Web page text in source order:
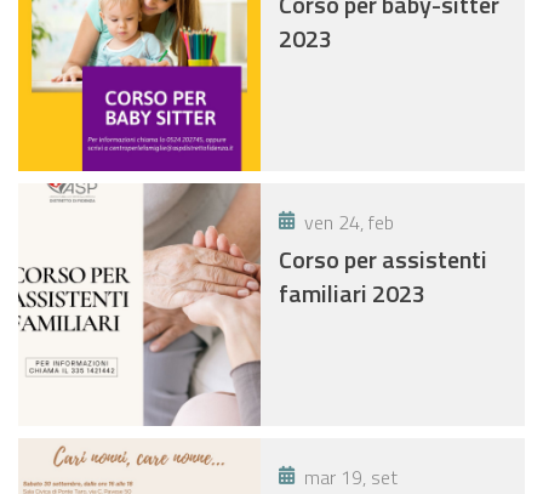
2023
ven 24, feb
Corso per assistenti
familiari 2023
mar 19, set